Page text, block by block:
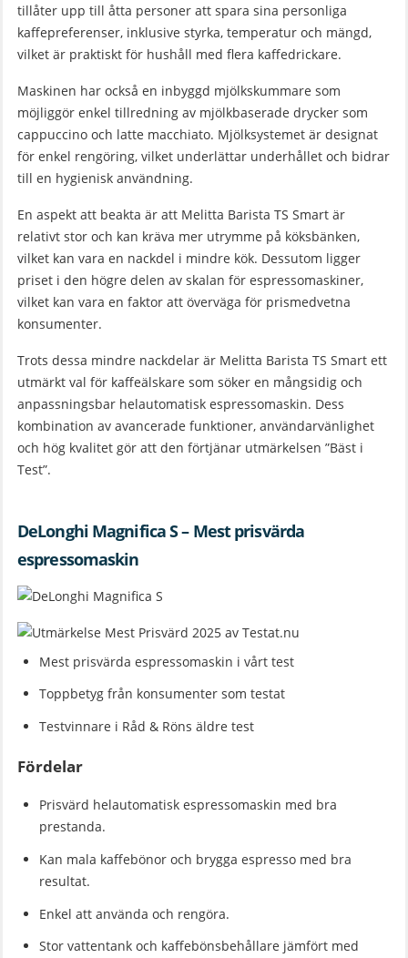
tillåter upp till åtta personer att spara sina personliga
kaffepreferenser, inklusive styrka, temperatur och mängd,
vilket är praktiskt för hushåll med flera kaffedrickare.
Maskinen har också en inbyggd mjölkskummare som
möjliggör enkel tillredning av mjölkbaserade drycker som
cappuccino och latte macchiato. Mjölksystemet är designat
för enkel rengöring, vilket underlättar underhållet och bidrar
till en hygienisk användning.
En aspekt att beakta är att Melitta Barista TS Smart är
relativt stor och kan kräva mer utrymme på köksbänken,
vilket kan vara en nackdel i mindre kök. Dessutom ligger
priset i den högre delen av skalan för espressomaskiner,
vilket kan vara en faktor att överväga för prismedvetna
konsumenter.
Trots dessa mindre nackdelar är Melitta Barista TS Smart ett
utmärkt val för kaffeälskare som söker en mångsidig och
anpassningsbar helautomatisk espressomaskin. Dess
kombination av avancerade funktioner, användarvänlighet
och hög kvalitet gör att den förtjänar utmärkelsen ”Bäst i
Test”.
DeLonghi Magnifica S – Mest prisvärda
espressomaskin
Mest prisvärda espressomaskin i vårt test
Toppbetyg från konsumenter som testat
Testvinnare i Råd & Röns äldre test
Fördelar
Prisvärd helautomatisk espressomaskin med bra
prestanda.
Kan mala kaffebönor och brygga espresso med bra
resultat.
Enkel att använda och rengöra.
Stor vattentank och kaffebönsbehållare jämfört med